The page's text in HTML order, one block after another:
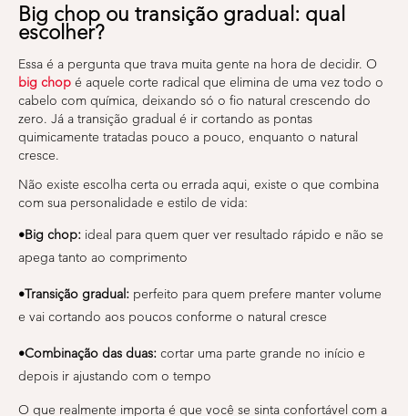
Big chop ou transição gradual: qual
escolher?
Essa é a pergunta que trava muita gente na hora de decidir. O
big chop é aquele corte radical que elimina de uma vez todo o
cabelo com química, deixando só o fio natural crescendo do
zero. Já a transição gradual é ir cortando as pontas
quimicamente tratadas pouco a pouco, enquanto o natural
cresce.
Não existe escolha certa ou errada aqui, existe o que combina
com sua personalidade e estilo de vida:
•Big chop: ideal para quem quer ver resultado rápido e não se
apega tanto ao comprimento
•Transição gradual: perfeito para quem prefere manter volume
e vai cortando aos poucos conforme o natural cresce
•Combinação das duas: cortar uma parte grande no início e
depois ir ajustando com o tempo
O que realmente importa é que você se sinta confortável com a